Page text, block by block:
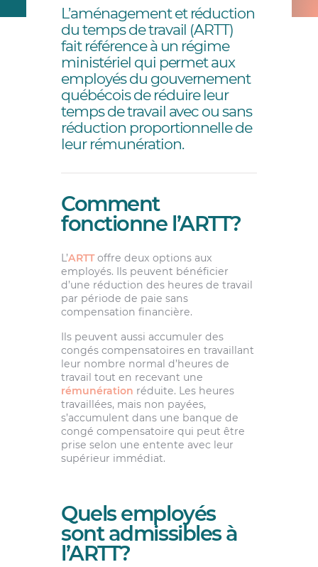
L’aménagement et réduction
du temps de travail (ARTT)
fait référence à un régime
ministériel qui permet aux
employés du gouvernement
québécois de réduire leur
temps de travail avec ou sans
réduction proportionnelle de
leur rémunération.
Comment
fonctionne l’ARTT?
L’ARTToffre deux options aux
employés. Ils peuvent bénéficier
d’une réduction des heures de travail
par période de paie sans
compensation financière.
Ils peuvent aussi accumuler des
congés compensatoires en travaillant
leur nombre normal d’heures de
travail tout en recevant une
rémunération réduite. Les heures
travaillées, mais non payées,
s’accumulent dans une banque de
congé compensatoire qui peut être
prise selon une entente avec leur
supérieur immédiat.
Quels employés
sont admissibles à
l’ARTT?